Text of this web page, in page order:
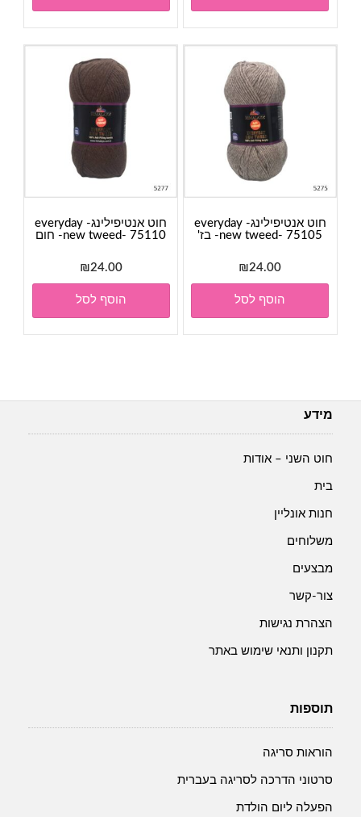
חוט אנטיפילינג- everyday
new tweed- 75105- בז'
₪24.00
הוסף לסל
חוט אנטיפילינג- everyday
new tweed- 75110- חום
₪24.00
הוסף לסל
מידע
חוט השני – אודות
בית
חנות אונליין
משלוחים
מבצעים
צור-קשר
הצהרת נגישות
תקנון ותנאי שימוש באתר
תוספות
הוראות סריגה
סרטוני הדרכה לסריגה בעברית
הפעלה ליום הולדת